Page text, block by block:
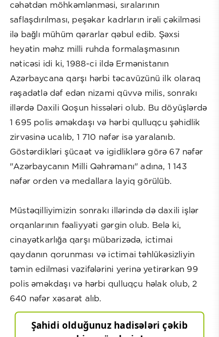
cəhətdən möhkəmlənməsi, sıralarının
saflaşdırılması, peşəkar kadrların irəli çəkilməsi
ilə bağlı mühüm qərarlar qəbul edib. Şəxsi
heyətin məhz milli ruhda formalaşmasının
nəticəsi idi ki, 1988-ci ildə Ermənistanın
Azərbaycana qarşı hərbi təcavüzünü ilk olaraq
rəşadətlə dəf edən nizami qüvvə milis, sonrakı
illərdə Daxili Qoşun hissələri olub. Bu döyüşlərdə
1 695 polis əməkdaşı və hərbi qulluqçu şəhidlik
zirvəsinə ucalıb, 1 710 nəfər isə yaralanıb.
Göstərdikləri şücaət və igidliklərə görə 67 nəfər
"Azərbaycanın Milli Qəhrəmanı" adına, 1 143
nəfər orden və medallara layiq görülüb.
Müstəqilliyimizin sonrakı illərində də daxili işlər
orqanlarının fəaliyyəti gərgin olub. Belə ki,
cinayətkarlığa qarşı mübarizədə, ictimai
qaydanın qorunması və ictimai təhlükəsizliyin
təmin edilməsi vəzifələrini yerinə yetirərkən 99
polis əməkdaşı və hərbi qulluqçu həlak olub, 2
640 nəfər xəsarət alıb.
Şahidi olduğunuz hadisələri çəkib